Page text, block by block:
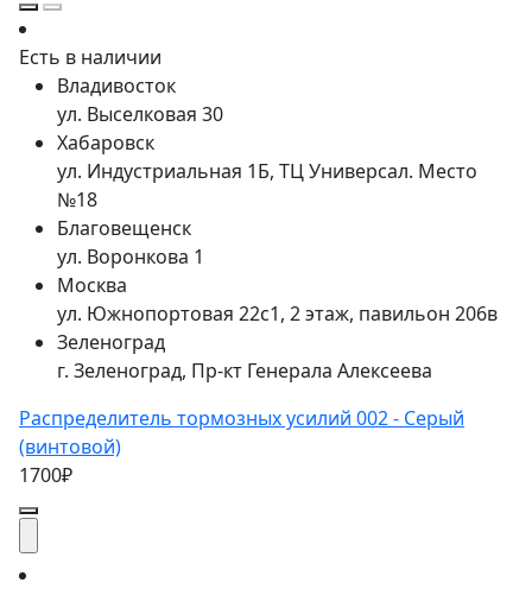
Есть в наличии
Владивосток
ул. Выселковая 30
Хабаровск
ул. Индустриальная 1Б, ТЦ Универсал. Место
№18
Благовещенск
ул. Воронкова 1
Москва
ул. Южнопортовая 22с1, 2 этаж, павильон 206в
Зеленоград
г. Зеленоград, Пр-кт Генерала Алексеева
Распределитель тормозных усилий 002 - Серый
(винтовой)
1700₽